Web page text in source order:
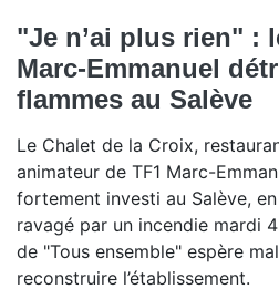
"Je n’ai plus rien" :
Marc-Emmanuel
flammes au Salève
Le Chalet de la Croix,
animateur de TF1 Marc-
fortement investi au Salève,
ravagé par un incendie mardi
de "Tous ensemble" espère
reconstruire l’établissement.